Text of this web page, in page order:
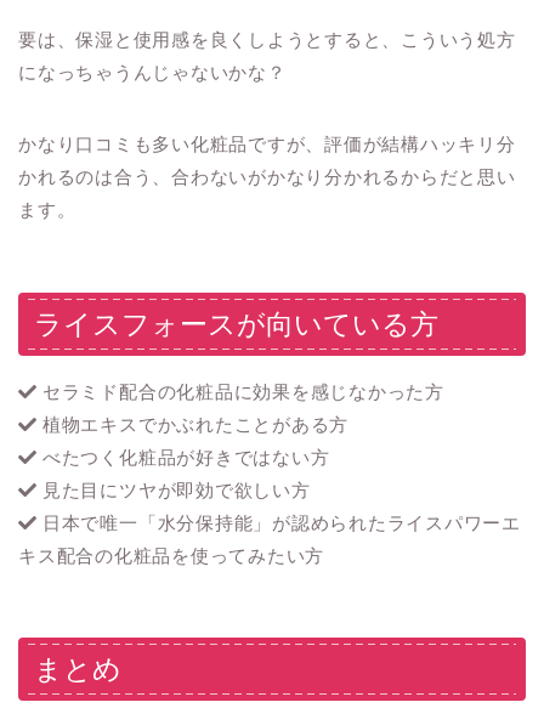
要は、保湿と使用感を良くしようとすると、こういう処方
になっちゃうんじゃないかな？
かなり口コミも多い化粧品ですが、評価が結構ハッキリ分
かれるのは合う、合わないがかなり分かれるからだと思い
ます。
ライスフォースが向いている方
セラミド配合の化粧品に効果を感じなかった方
植物エキスでかぶれたことがある方
べたつく化粧品が好きではない方
見た目にツヤが即効で欲しい方
日本で唯一「水分保持能」が認められたライスパワーエ
キス配合の化粧品を使ってみたい方
まとめ